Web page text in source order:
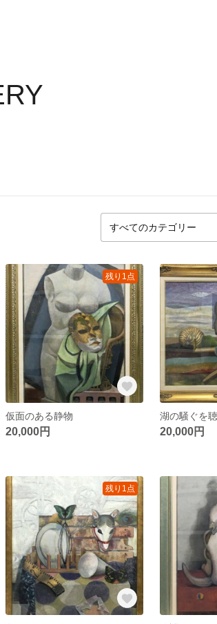
残り1点
仮面のある静物
20,000円
湖の騒ぐを
20,000円
残り1点